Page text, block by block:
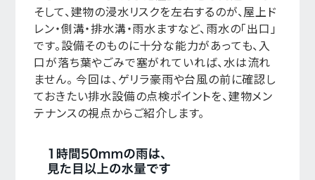
そして、建物の浸水リスクを左右するのが、屋上ド
レン・側溝・排水溝・雨水ますなど、雨水の「出口」
です。設備そのものに十分な能力があっても、入
口が落ち葉やごみで塞がれていれば、水は流れ
ません。 今回は、ゲリラ豪雨や台風の前に確認し
ておきたい排水設備の点検ポイントを、建物メン
テナンスの視点からご紹介します。